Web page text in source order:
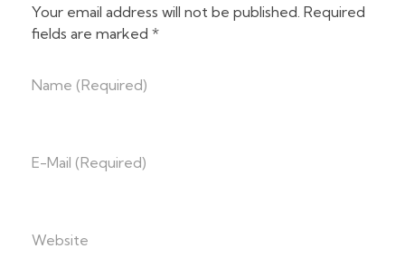
Your email address will not be published. Required
fields are marked *
Name (required)
E-Mail (required)
Website